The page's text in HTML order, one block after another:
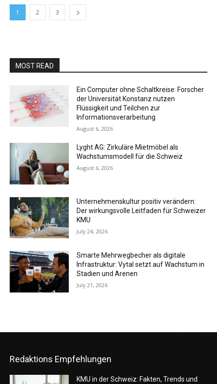
1 2 3
MOST READ
Ein Computer ohne Schaltkreise: Forscher
der Universität Konstanz nutzen
Flüssigkeit und Teilchen zur
Informationsverarbeitung
August 6, 2026
Lyght AG: Zirkuläre Mietmöbel als
Wachstumsmodell für die Schweiz
August 6, 2026
Unternehmenskultur positiv verändern:
Der wirkungsvolle Leitfaden für Schweizer
KMU
July 24, 2026
Smarte Mehrwegbecher als digitale
Infrastruktur: Vytal setzt auf Wachstum in
Stadien und Arenen
July 21, 2026
Redaktions Empfehlungen
KMU in der Schweiz: Fakten, Trends und